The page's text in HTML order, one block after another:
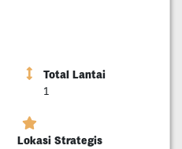
Total Lantai
1
Lokasi Strategis